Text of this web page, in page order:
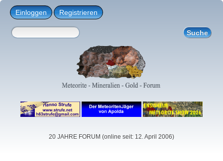
Einloggen Registrieren
20 JAHRE FORUM (online seit: 12. April 2006)